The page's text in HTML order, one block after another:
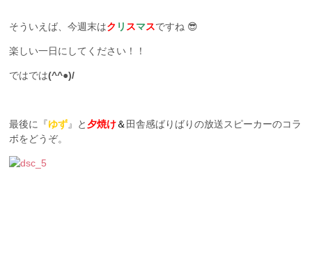
そういえば、今週末はク リ スマスですね 😎
楽しい一日にしてください！！
ではでは(^^●)/
最後に『ゆず』と 夕焼け＆ 田舎感ばりばりの放送スピーカーのコラ
ボをどうぞ。